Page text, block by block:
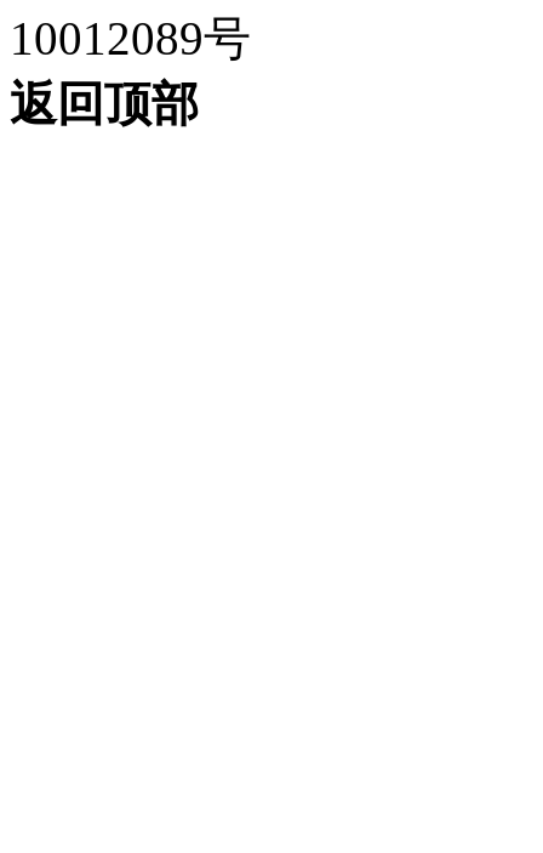
10012089号
返回顶部